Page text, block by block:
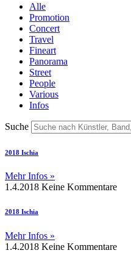
Alle
Promotion
Concert
Travel
Fineart
Panorama
Street
People
Various
Infos
Suche
2018 Ischia
Mehr Infos »
1.4.2018 Keine Kommentare
2018 Ischia
Mehr Infos »
1.4.2018 Keine Kommentare